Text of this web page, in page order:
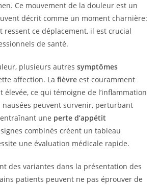
Ce mouvement de la douleur est un
décrit comme un moment charnière:
ressent ce déplacement, il est crucial
de santé.
plusieurs autressymptômes
affection. Lafièvre est couramment
élevée, ce qui témoigne de l’inflammation
nausées peuvent survenir, perturbant
une perte d’appétit
combinés créent un tableau
une évaluation médicale rapide.
des variantes dans la présentation des
patients peuvent ne pas éprouver de